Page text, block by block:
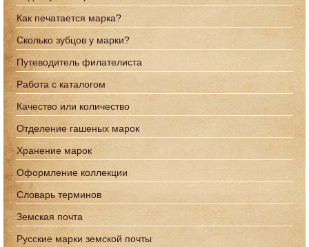
Как печатается марка?
Сколько зубцов у марки?
Путеводитель филателиста
Работа с каталогом
Качество или количество
Отделение гашеных марок
Хранение марок
Оформление коллекции
Словарь терминов
Земская почта
Русские марки земской почты